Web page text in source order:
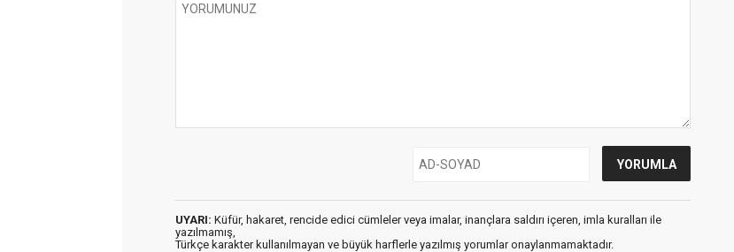
UYARI: Küfür, hakaret, rencide edici cümleler veya imalar, inançlara saldırı içeren, imla kuralları ile
yazılmamış,
Türkçe karakter kullanılmayan ve büyük harflerle yazılmış yorumlar onaylanmamaktadır.